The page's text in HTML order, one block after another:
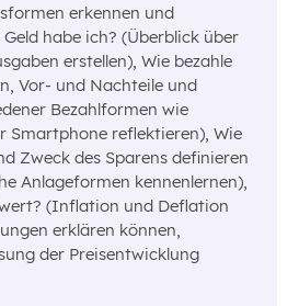
erkennen und
habe ich? (Überblick über
erstellen), Wie bezahle
Vor- und Nachteile und
Bezahlformen wie
Smartphone reflektieren), Wie
Zweck des Sparens definieren
Anlageformen kennenlernen),
(Inflation und Deflation
erklären können,
der Preisentwicklung